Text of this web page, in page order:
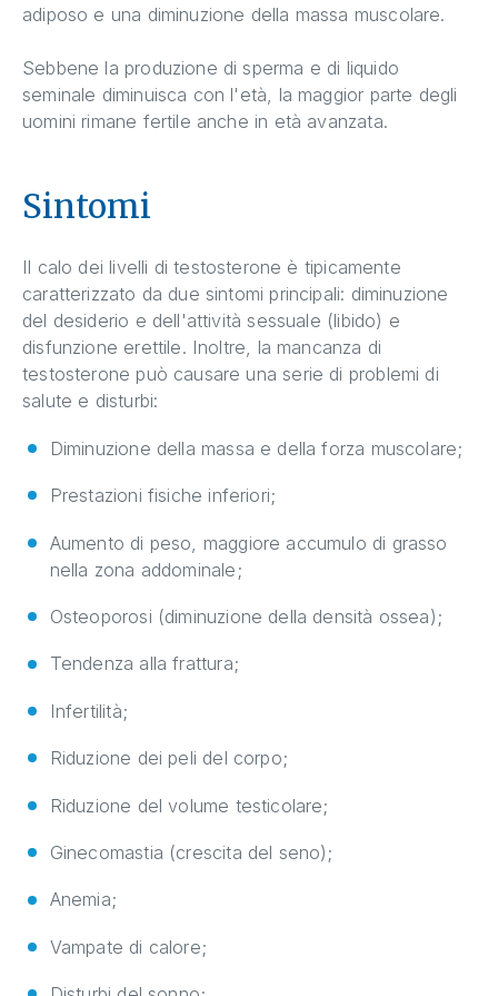
adiposo e una diminuzione della massa muscolare.
Sebbene la produzione di sperma e di liquido
seminale diminuisca con l'età, la maggior parte degli
uomini rimane fertile anche in età avanzata.
Sintomi
Il calo dei livelli di testosterone è tipicamente
caratterizzato da due sintomi principali: diminuzione
del desiderio e dell'attività sessuale (libido) e
disfunzione erettile. Inoltre, la mancanza di
testosterone può causare una serie di problemi di
salute e disturbi:
Diminuzione della massa e della forza muscolare;
Prestazioni fisiche inferiori;
Aumento di peso, maggiore accumulo di grasso
nella zona addominale;
Osteoporosi (diminuzione della densità ossea);
Tendenza alla frattura;
Infertilità;
Riduzione dei peli del corpo;
Riduzione del volume testicolare;
Ginecomastia (crescita del seno);
Anemia;
Vampate di calore;